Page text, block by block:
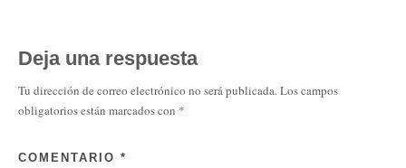
Deja una respuesta
Tu dirección de correo electrónico no será publicada.Los campos
obligatorios están marcados con *
COMENTARIO *